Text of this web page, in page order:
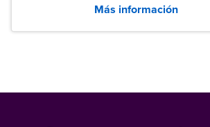
tanto las empresas como los
graduados en todo Estados
Más información